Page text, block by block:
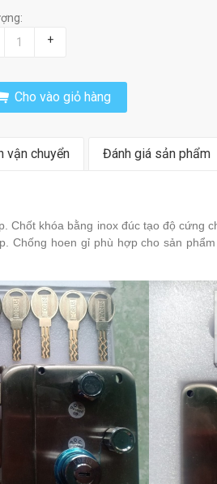
+
Cho vào giỏ hàng
vận chuyển Đánh giá sản phẩm
Chốt khóa bằng inox đúc tạo độ cứng
Chống hoen gỉ phù hợp cho sản